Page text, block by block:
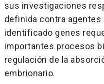
sus investigaciones
definida contra
identificado genes
importantes procesos
regulación de la
embrionario.